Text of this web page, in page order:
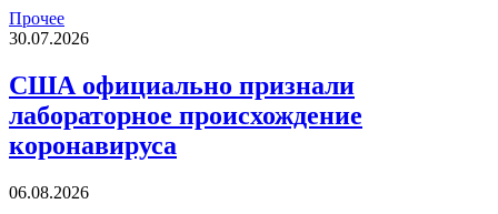
Прочее
30.07.2026
США официально признали
лабораторное происхождение
коронавируса
06.08.2026